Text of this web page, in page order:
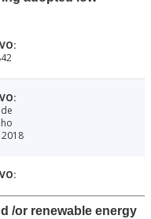
/or renewable energy